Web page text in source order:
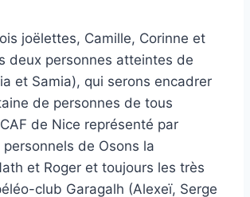
joëlettes, Camille, Corinne et
deux personnes atteintes de
et Samia), qui serons encadrer
de personnes de tous
de Nice représenté par
de Osons la
et Roger et toujours les très
club Garagalh (Alexeï, Serge